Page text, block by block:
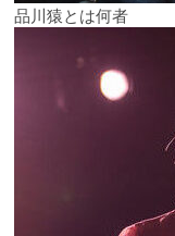
品川猿とは何者